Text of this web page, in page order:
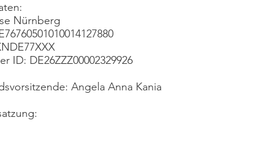
Nürnberg
ID: DE26ZZZ00002329926
Angela Anna Kania